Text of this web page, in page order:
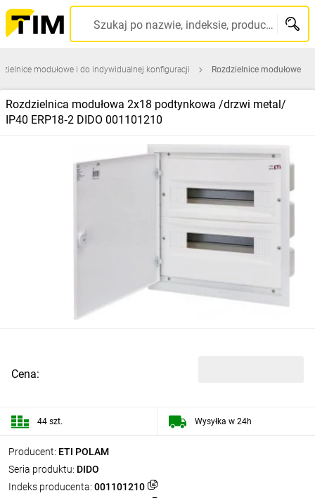
Szukaj po nazwie, indeksie, producencie, kodzie kreskowym...
modułowe i do indywidualnej konfiguracji Rozdzielnice modułowe
Rozdzielnica modułowa 2x18 podtynkowa /drzwi metal/
IP40 ERP18‑2 DIDO 001101210
Producent: ETI POLAM
Seria produktu: DIDO
Indeks producenta: 001101210
Cena:
44 szt. Wysyłka w 24h